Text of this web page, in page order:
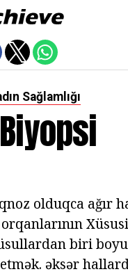
Sağlamlığı
olduqca ağır
biri
əksər